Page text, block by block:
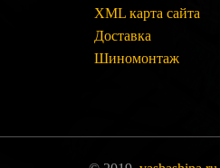
XML карта сайта
Доставка
Шиномонтаж